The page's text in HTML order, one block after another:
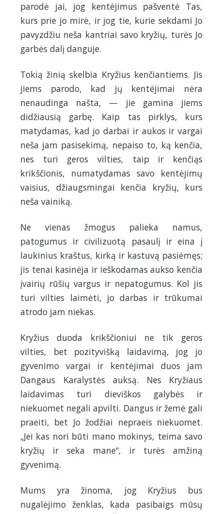
parodė jai, jog kentėjimus pašventė Tas,
kurs prie jo mirė, ir jog tie, kurie sekdami Jo
pavyzdžiu neša kantriai savo kryžių, turės Jo
garbės dalį danguje.
Tokią žinią skelbia Kryžius kenčiantiems. Jis
jiems parodo, kad jų kentėjimai nėra
nenaudinga našta, — jie gamina jiems
didžiausią garbę. Kaip tas pirklys, kurs
matydamas, kad jo darbai ir aukos ir vargai
neša jam pasisekimą, nepaiso to, ką kenčia,
nes turi geros vilties, taip ir kenčiąs
krikščionis, numatydamas savo kentėjimų
vaisius, džiaugsmingai kenčia kryžių, kurs
neša vainiką.
Ne vienas žmogus palieka namus,
patogumus ir civilizuotą pasaulį ir eina į
laukinius kraštus, kirką ir kastuvą pasiėmęs;
jis tenai kasinėja ir ieškodamas aukso kenčia
įvairių rūšių vargus ir nepatogumus. Kol jis
turi vilties laimėti, jo darbas ir trūkumai
atrodo jam niekas.
Kryžius duoda krikščioniui ne tik geros
vilties, bet pozityvišką laidavimą, jog jo
gyvenimo vargai ir kentėjimai duos jam
Dangaus Karalystės auksą. Nes Kryžiaus
laidavimas turi dieviškos galybės ir
niekuomet negali apvilti. Dangus ir žemė gali
praeiti, bet Jo žodžiai nepraeis niekuomet.
„Jei kas nori būti mano mokinys, teima savo
kryžių ir seka mane“, ir turės amžiną
gyvenimą.
Mums yra žinoma, jog Kryžius bus
nugalėjimo ženklas, kada pasibaigs mūsų